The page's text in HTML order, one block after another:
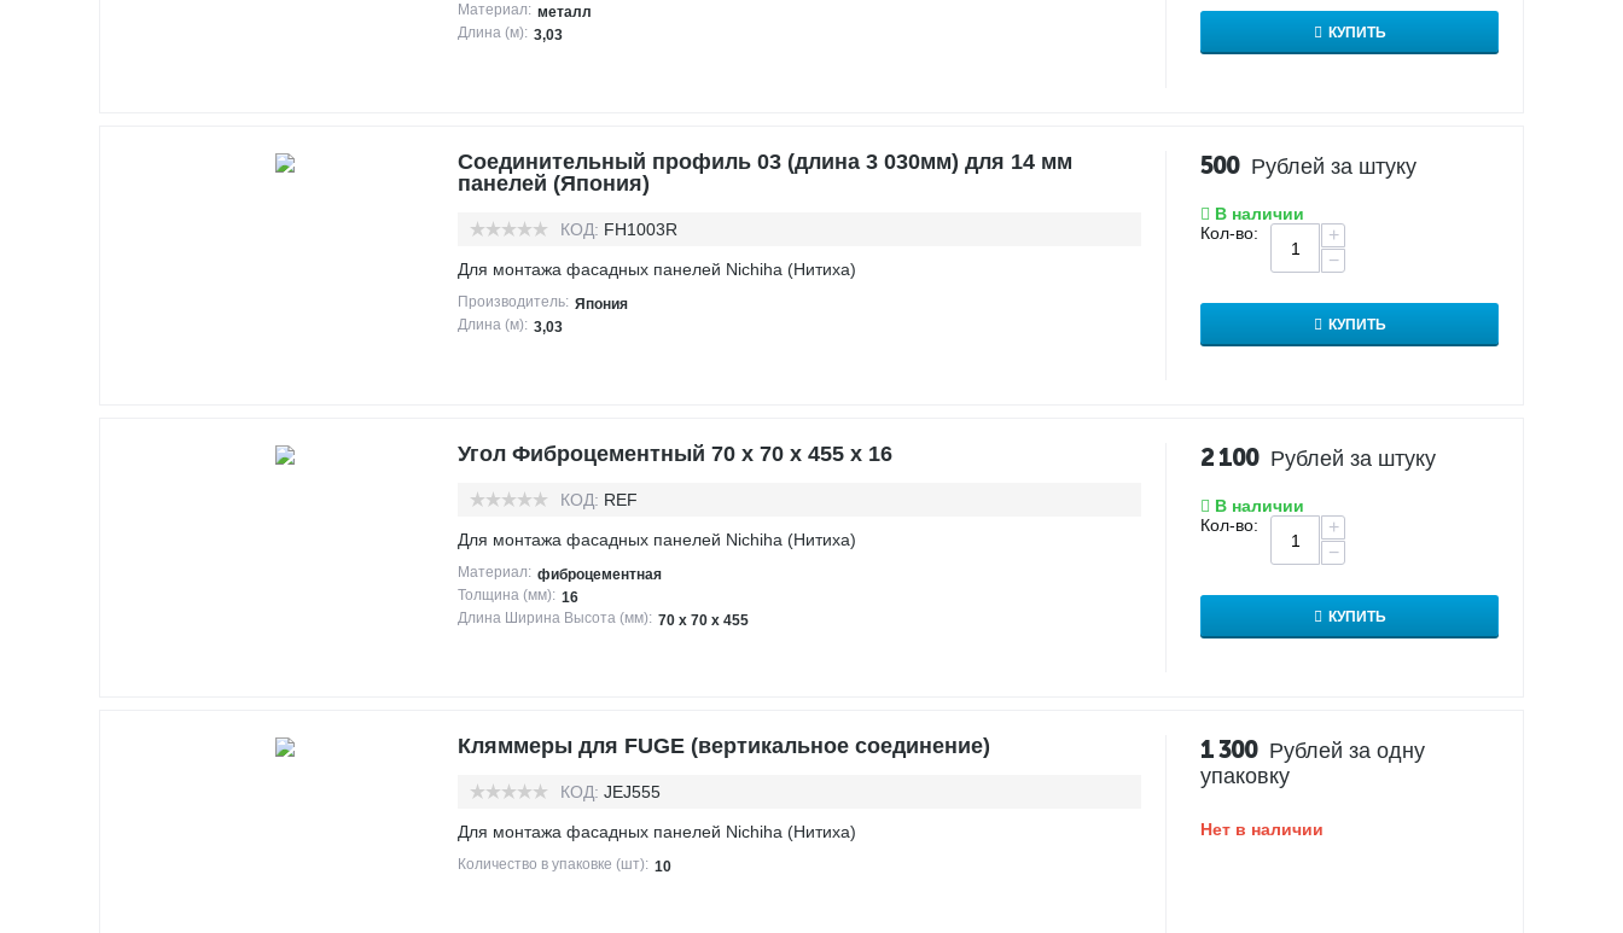
Материал: металл
Длина (м): 3,03 КУПИТЬ
Соединительный профиль 03 (длина 3 030мм) для 14 мм
панелей (Япония)
КОД: FH1003R
Для монтажа фасадных панелей Nichiha (Нитиха)
Производитель: Япония
Длина (м): 3,03
500 Рублей за штуку
В наличии
Кол-во:
+
−
КУПИТЬ
Угол Фиброцементный 70 х 70 х 455 х 16
КОД: REF
Для монтажа фасадных панелей Nichiha (Нитиха)
Материал: фиброцементная
Толщина (мм): 16
Длина Ширина Высота (мм): 70 х 70 х 455
2 100 Рублей за штуку
В наличии
Кол-во:
+
−
КУПИТЬ
Кляммеры для FUGE (вертикальное соединение)
КОД: JEJ555
Для монтажа фасадных панелей Nichiha (Нитиха)
Количество в упаковке (шт): 10
1 300 Рублей за одну
упаковку
Нет в наличии